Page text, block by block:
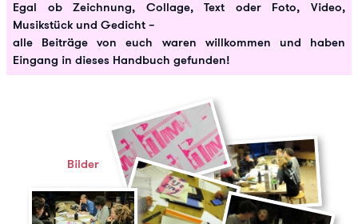
Egal ob Zeichnung, Collage, Text oder Foto, Video,
Musikstück und Gedicht –
alle Beiträge von euch waren willkommen und haben
Eingang in dieses Handbuch gefunden!
Bilder